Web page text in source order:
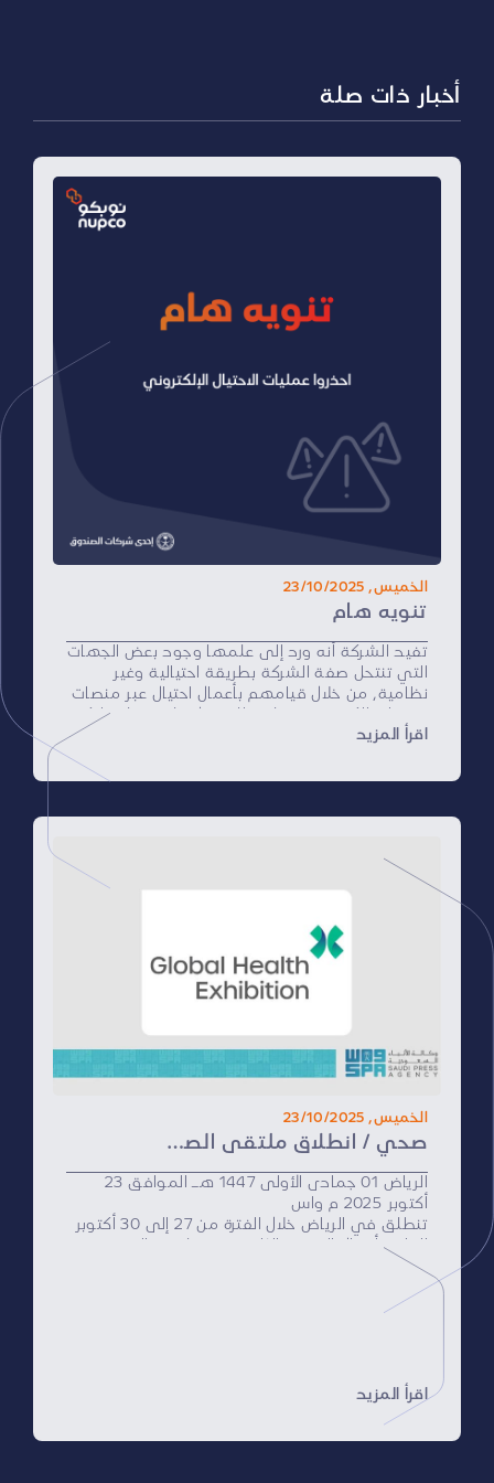
أخبار ذات صلة
الخميس, 23/10/2025
تنويه هام
تفيد الشركة أنه ورد إلى علمها وجود بعض الجهات
التي تنتحل صفة الشركة بطريقة احتيالية وغير
نظامية، من خلال قيامهم بأعمال احتيال عبر منصات
وقنوات إلكترونية مختلفة للحصول على معلوماتكم
الشخصية، والحث على إجراء معاملات مالية معينة
وتهيب الشركة الجميع بضرورة أخذ الحذر من هذه
التعامل معها وتقديم أي معلومات شخصية.
أي نشاط يتم خارج منصاتها الرسمية، علماً بأن
استخدام العلامة التجارية للشركة دون تصريح رسمي
الفعل للمساءلة القانونيّة.
كما يمكنكم الابلاغ عن مثل هذه الممارسات
المضللة عبر الموقع الإلكتروني للشركة أو البريد
wbn@nupco.com
)
.”
اقرأ المزيد
الخميس, 23/10/2025
صحي / انطلاق ملتقى الصحة العالمي 2025 الأسبوع المقبل بمشاركة أكثر من 500 خبير دولي في الرياض
الرياض 01 جمادى الأولى 1447 هـ الموافق 23
أكتوبر 2025 م واس
تنطلق في الرياض خلال الفترة من 27 إلى 30 أكتوبر
الجاري، أعمال النسخة الثامنة من ملتقى الصحة
العالمي، برعاية وزارة الصحة، وبدعم من برنامج تحول
وبتنظيم من شركة تحالف، المشروع المشترك بين
والمؤتمرات بملهم.
ويُعد الملتقى أحد أبرز الفعاليات الصحية في
اقرأ المزيد